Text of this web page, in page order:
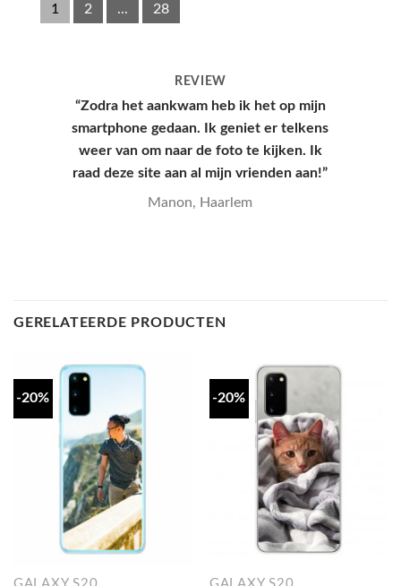
1 2 ... 28
REVIEW
“Hoesje kwam snel aan en had een leuke
verpakking, hele goede kwaliteit en
mooie print.”
Yana, Den Haag
Ontwerp je eigen Samsung
Ontwerp je eigen Samsung